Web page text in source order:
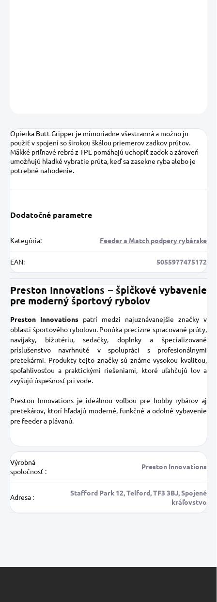
Opierka Butt Gripper je mimoriadne všestranná a možno ju
použiť v spojení so širokou škálou priemerov zadkov prútov.
Mäkké priľnavé rebrá z TPE pomáhajú uchopiť zadok a zároveň
umožňujú hladké vybratie prúta, keď sa zasekne ryba alebo je
potrebné nahodenie.
Dodatočné parametre
Kategória: Feeder a Match podpery rybárske
EAN: 5055977475172
Preston Innovations – špičkové vybavenie
pre moderný športový rybolov
Preston Innovations patrí medzi najuznávanejšie značky v
oblasti športového rybolovu. Ponúka precízne spracované prúty,
navijaky, bižutériu, sedačky, doplnky a špecializované
príslušenstvo navrhnuté v spolupráci s profesionálnymi
pretekármi. Produkty tejto značky sú známe vysokou kvalitou,
spoľahlivosťou a praktickými riešeniami, ktoré uľahčujú lov a
zvyšujú úspešnosť pri vode.
Preston Innovations je ideálnou voľbou pre hobby rybárov aj
pretekárov, ktorí hľadajú moderné, funkčné a odolné vybavenie
pre feeder a plávanú.
Výrobná
spoločnosť :
Preston Innovations
Adresa :
Stafford Park 12, Telford, TF3 3BJ, Spojené
kráľovstvo